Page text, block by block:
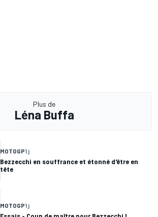
Plus de
Léna Buffa
MOTOGP1 j
Bezzecchi en souffrance et étonné d'être en
tête
MOTOGP1 j